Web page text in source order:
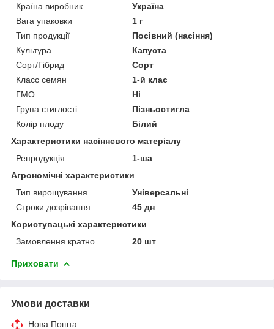
Країна виробник
Україна
Вага упаковки
1 г
Тип продукції
Посівний (насіння)
Культура
Капуста
Сорт/Гібрид
Сорт
Класс семян
1-й клас
ГМО
Ні
Група стиглості
Пізньостигла
Колір плоду
Білий
Характеристики насіннєвого матеріалу
Репродукція
1-ша
Агрономічні характеристики
Тип вирощування
Універсальні
Строки дозрівання
45 дн
Користувацькі характеристики
Замовлення кратно
20 шт
Приховати
Умови доставки
Нова Пошта